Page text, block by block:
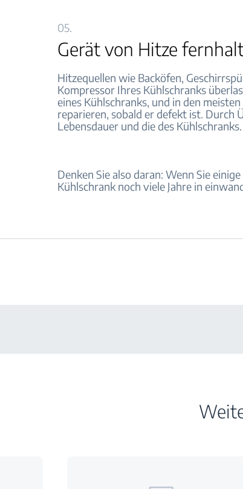
05.
Gerät von Hitze
Hitzequellen wie Backöfen,
Kompressor Ihres Kühlschranks
eines Kühlschranks, und in den
reparieren, sobald er defekt ist. Durch
Lebensdauer und die des Kühlschranks.
Denken Sie also daran: Wenn Sie
Kühlschrank noch viele Jahre in